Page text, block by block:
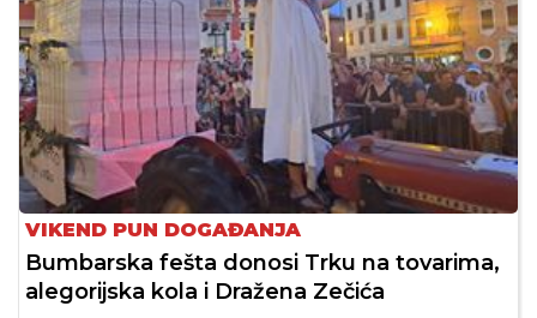
VIKEND PUN DOGAĐANJA
Bumbarska fešta donosi Trku na tovarima,
alegorijska kola i Dražena Zečića